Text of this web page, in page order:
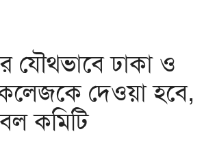
যৌথভাবে ঢাকা ও
দেওয়া হবে,
কমিটি